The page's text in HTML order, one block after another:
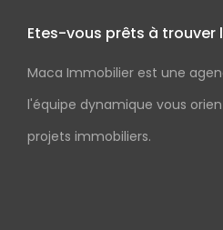
Etes-vous prêts à trouver
Maca Immobilier est une
l'équipe dynamique vous
projets immobiliers.